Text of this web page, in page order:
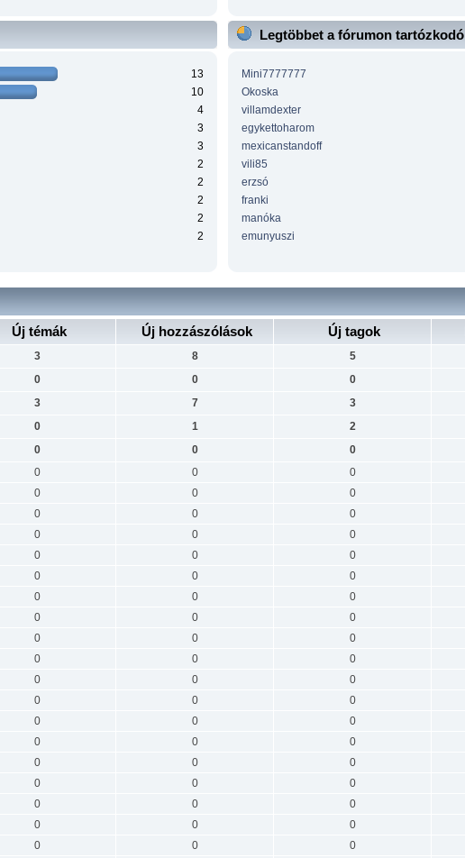
13
10
4
3
3
2
2
2
2
2
Legtöbbet a fórumon tartózkodó
Mini7777777
Okoska
villamdexter
egykettoharom
mexicanstandoff
vili85
erzsó
franki
manóka
emunyuszi
Új témák Új hozzászólások Új tagok
3 8 5
0 0 0
3 7 3
0 1 2
0 0 0
0 0 0
0 0 0
0 0 0
0 0 0
0 0 0
0 0 0
0 0 0
0 0 0
0 0 0
0 0 0
0 0 0
0 0 0
0 0 0
0 0 0
0 0 0
0 0 0
0 0 0
0 0 0
0 0 0